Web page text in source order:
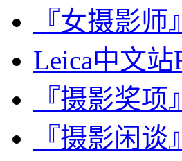
『女摄影师
Leica中文
『摄影奖
『摄影闲